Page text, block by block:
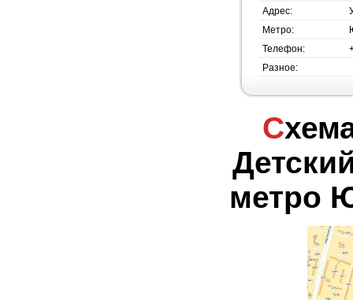
Адрес:
Метро:
Телефон:
Разное:
Схема проезда -
метро